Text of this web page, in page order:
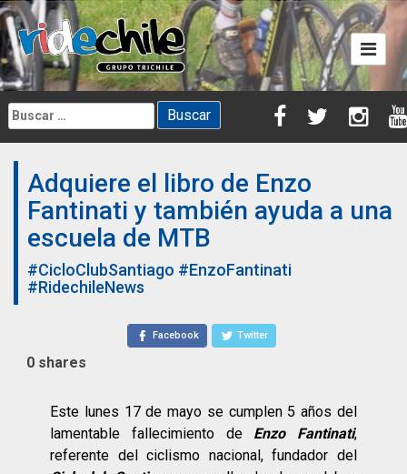
Skip
to
content
Buscar:
Adquiere el libro de Enzo
Fantinati y también ayuda a una
escuela de MTB
#CicloClubSantiago #EnzoFantinati
#RidechileNews
Facebook Twitter
0 shares
Este lunes 17 de mayo se cumplen 5 años del
lamentable fallecimiento de Enzo Fantinati,
referente del ciclismo nacional, fundador del